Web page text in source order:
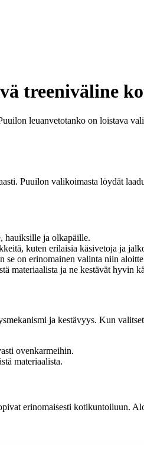
treeniväline
leuanvetotanko on loistava
Puuilon valikoimasta löydät
hauiksille ja olkapäille.
kuten erilaisia käsivetoja ja
se on erinomainen valinta niin
materiaalista ja ne kestävät hyvin
ja kestävyys. Kun
ovenkarmeihin.
materiaalista.
erinomaisesti kotikuntoiluun.